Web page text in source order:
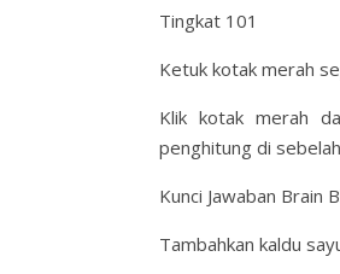
Tingkat 101
Ketuk kotak merah
Klik kotak merah
penghitung di
Kunci Jawaban Brain
Tambahkan kaldu